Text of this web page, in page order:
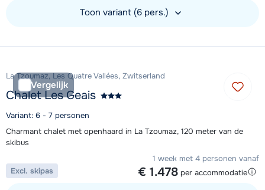
Toon variant (6 pers.)
Vergelijk
La Tzoumaz, Les Quatre Vallées, Zwitserland
Chalet Les Geais
Variant: 6 - 7 personen
Charmant chalet met openhaard in La Tzoumaz, 120 meter van de
skibus
1 week met 4 personen vanaf
€ 1.478 per accommodatie
Excl. skipas